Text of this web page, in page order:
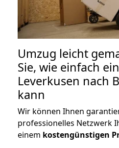
Umzug leicht
Sie, wie einfach
Leverkusen nach
kann
Wir können Ihnen
professionelles Netzwerk
einem kostengünstigen